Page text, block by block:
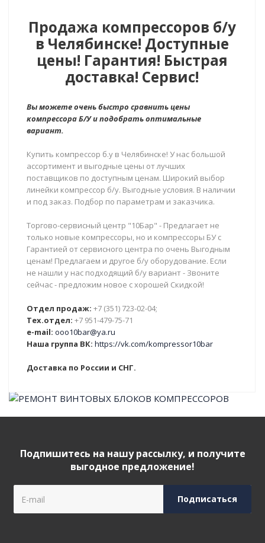
Продажа компрессоров б/у
в Челябинске! Доступные
цены! Гарантия! Быстрая
доставка! Сервис!
Вы можете очень быстро сравнить цены
компрессора Б/У и подобрать оптимальные
вариант.
Купить компрессор б.у в Челябинске! У нас большой
ассортимент и выгодные цены от лучших
поставщиков по доступным ценам. Широкий выбор
линейки компрессор б/у. Выгодные условия. В наличии
и под заказ. Подбор по параметрам и заказчика.
Торгово-сервисный центр "10Бар" - Предлагает не
только новые компрессоры, но и компрессоры БУ с
Гарантией от сервисного центра по очень Выгодным
ценам! Предлагаем и другое б/у оборудование. Если
не нашли у нас подходящий б/у вариант - Звоните
сейчас - предложим новое с хорошей Скидкой!
Отдел продаж: +7 (351) 723-02-04;
Тех.отдел: +7 951-479-75-71
e-mail: ooo10bar@ya.ru
Наша группа ВК: https://vk.com/kompressor10bar
Доставка по России и СНГ.
Подпишитесь на нашу рассылку, и получите
выгодное предложение!